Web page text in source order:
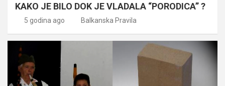
KAKO JE BILO DOK JE VLADALA “PORODICA” ?
5 godina ago Balkanska Pravila